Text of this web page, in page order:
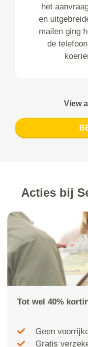
het
en
mailen ging
de
View
Acties bij
Tot wel 40%
Geen
Gratis